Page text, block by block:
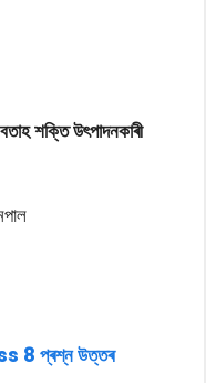
শক্তি উৎপাদনকাৰী
8 প্ৰশ্ন উত্তৰ